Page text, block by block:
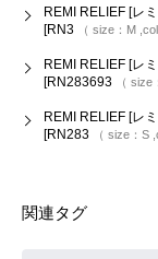
REMI RELIEF [レ
[RN3
size： M
REMI RELIEF [レ
[RN283693
size：
REMI RELIEF [レ
[RN283
size： S
関連タグ